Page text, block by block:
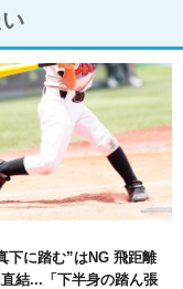
下に踏む”はNG 飛距離
結...「下半身の踏ん張